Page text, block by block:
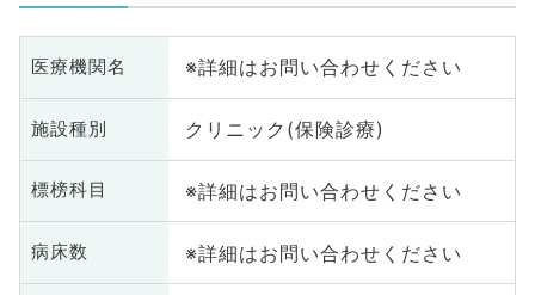
医療機関名 ※詳細はお問い合わせください
施設種別 クリニック(保険診療)
標榜科目 ※詳細はお問い合わせください
病床数 ※詳細はお問い合わせください